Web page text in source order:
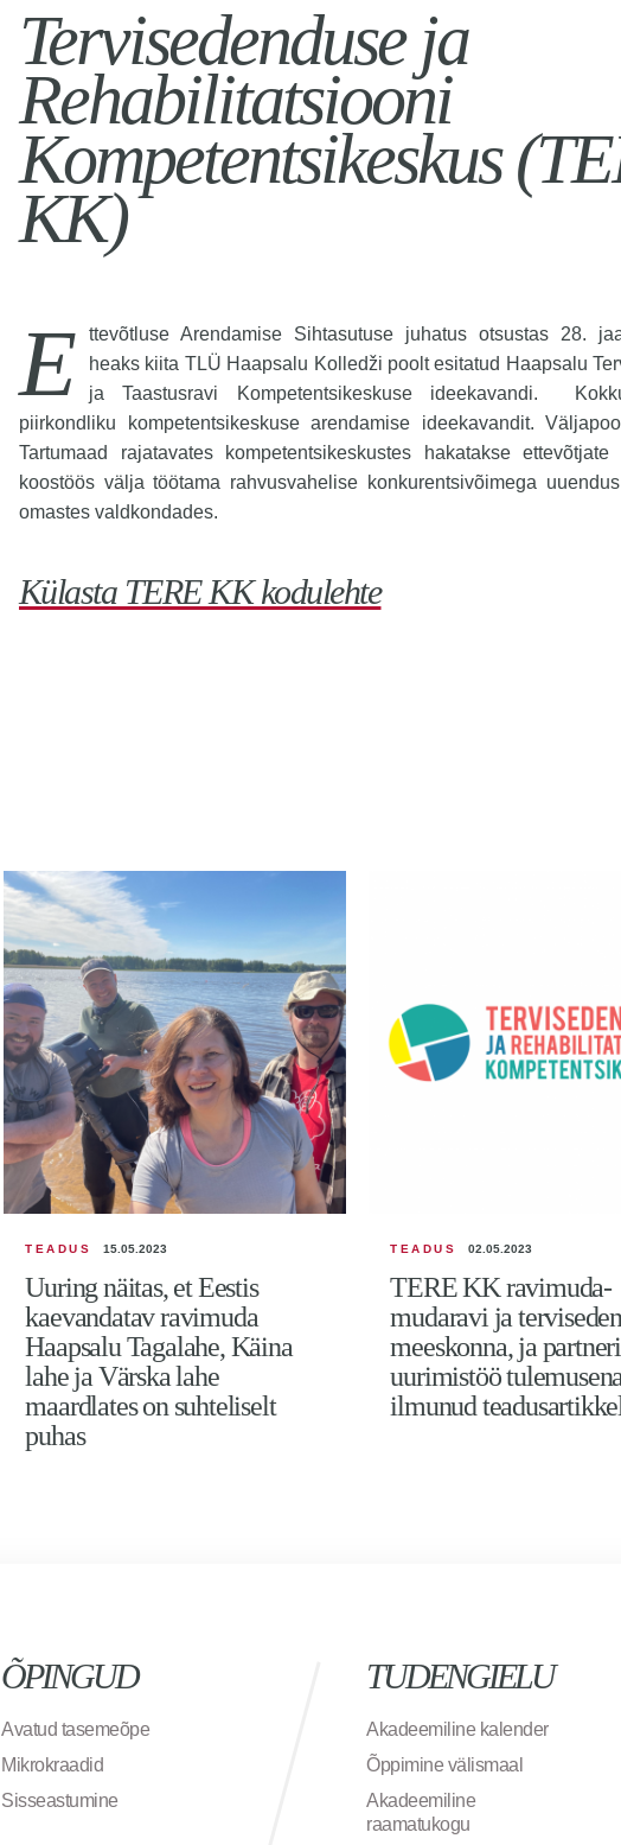
Tervisedenduse ja
Rehabilitatsiooni
Kompetentsikeskus
KK)
E
ttevõtluse Arendamise Sihtasutuse juhatus otsustas 28.
heaks kiita TLÜ Haapsalu Kolledži poolt esitatud Haapsalu
ja Taastusravi Kompetentsikeskuse ideekavandi.
piirkondliku kompetentsikeskuse arendamise ideekavandit.
Tartumaad rajatavates kompetentsikeskustes hakatakse
koostöös välja töötama rahvusvahelise konkurentsivõimega
omastes valdkondades.
Külasta TERE KK kodulehte
TEADUS 15.05.2023
Uuring näitas, et Eestis
kaevandatav ravimuda
Haapsalu Tagalahe, Käina
lahe ja Värska lahe
maardlates on suhteliselt
puhas
TEADUS 02.05.2023
TERE KK ravimuda-
mudaravi ja
meeskonna, ja
uurimistöö
ilmunud
ÕPINGUD
Avatud tasemeõpe
Mikrokraadid
Sisseastumine
TUDENGIELU
Akadeemiline kalender
Õppimine välismaal
Akadeemiline
raamatukogu